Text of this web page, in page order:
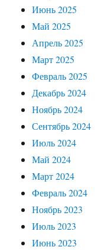
Июнь 2025
Май 2025
Апрель 2025
Март 2025
Февраль 2025
Декабрь 2024
Ноябрь 2024
Сентябрь 2024
Июль 2024
Май 2024
Март 2024
Февраль 2024
Ноябрь 2023
Июль 2023
Июнь 2023